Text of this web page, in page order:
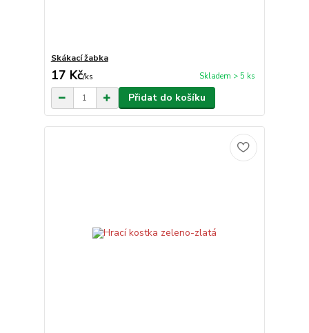
Skákací žabka
17 Kč/ks Skladem > 5 ks
Přidat do košíku